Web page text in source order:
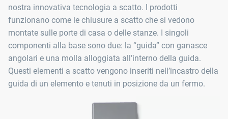
nostra innovativa tecnologia a scatto. I prodotti
funzionano come le chiusure a scatto che si vedono
montate sulle porte di casa o delle stanze. I singoli
componenti alla base sono due: la “guida” con ganasce
angolari e una molla alloggiata all’interno della guida.
Questi elementi a scatto vengono inseriti nell’incastro della
guida di un elemento e tenuti in posizione da un fermo.